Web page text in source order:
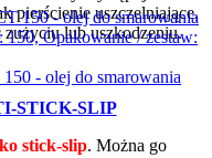
pierścienie uszczelniające,
zużyciu lub uszkodzeniu.
STICK-SLIP
stick-slip. Można go
- olej do smarowania